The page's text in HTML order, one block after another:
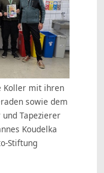
Koller mit ihren
sowie dem
Tapezierer
Koudelka
Stiftung